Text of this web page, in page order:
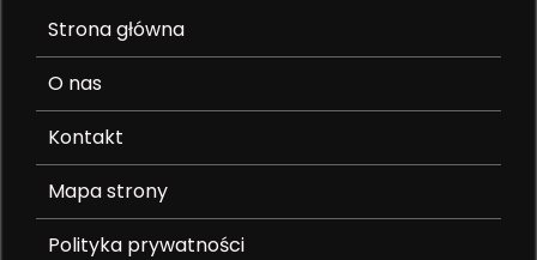
Strona główna
O nas
Kontakt
Mapa strony
Polityka prywatności